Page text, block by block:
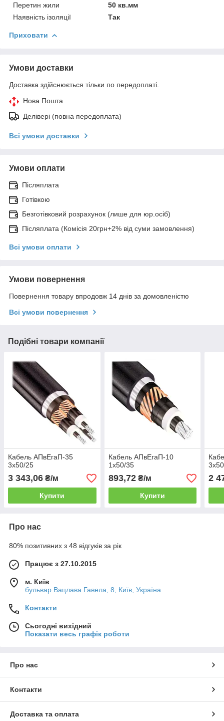
Перетин жили
50 кв.мм
Наявність ізоляції
Так
Приховати
Умови доставки
Доставка здійснюється тільки по передоплаті.
Нова Пошта
Делівері (повна передоплата)
Всі умови доставки
Умови оплати
Післяплата
Готівкою
Безготівковий розрахунок (лише для юр.осіб)
Післяплата (Комісія 20грн+2% від суми замовлення)
Всі умови оплати
Умови повернення
Повернення товару впродовж 14 днів за домовленістю
Всі умови повернення
Подібні товари компанії
Кабель АПвЕгаП‑35
3х50/25
3 343,06 ₴/м
Купити
Кабель АПвЕгаП-10
1х50/35
893,72₴/м
Купити
2
Про нас
80% позитивних з 48 відгуків за рік
Працює з 27.10.2015
м. Київ
бульвар Вацлава Гавела, 8, Київ, Україна
Контакти
Сьогодні вихідний
Показати весь графік роботи
Про нас
Контакти
Доставка та оплата